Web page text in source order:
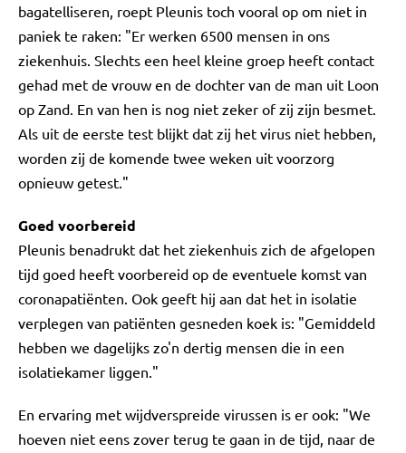
bagatelliseren, roept Pleunis toch vooral op om niet in
paniek te raken: "Er werken 6500 mensen in ons
ziekenhuis. Slechts een heel kleine groep heeft contact
gehad met de vrouw en de dochter van de man uit Loon
op Zand. En van hen is nog niet zeker of zij zijn besmet.
Als uit de eerste test blijkt dat zij het virus niet hebben,
worden zij de komende twee weken uit voorzorg
opnieuw getest."
Goed voorbereid
Pleunis benadrukt dat het ziekenhuis zich de afgelopen
tijd goed heeft voorbereid op de eventuele komst van
coronapatiënten. Ook geeft hij aan dat het in isolatie
verplegen van patiënten gesneden koek is: "Gemiddeld
hebben we dagelijks zo'n dertig mensen die in een
isolatiekamer liggen."
En ervaring met wijdverspreide virussen is er ook: "We
hoeven niet eens zover terug te gaan in de tijd, naar de